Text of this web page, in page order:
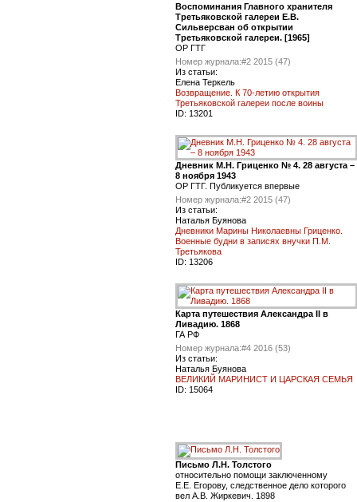
Воспоминания Главного хранителя
Третьяковской галереи Е.В.
Сильверсван об открытии
Третьяковской галереи. [1965]
ОР ГТГ
Номер журнала:#2 2015 (47)
Из статьи:
Елена Теркель
Возвращение. К 70-летию открытия
Третьяковской галереи после воины
ID: 13201
Дневник М.Н. Гриценко № 4. 28 августа –
8 ноября 1943
ОР ГТГ. Публикуется впервые
Номер журнала:#2 2015 (47)
Из статьи:
Наталья Буянова
Дневники Марины Николаевны Гриценко.
Военные будни в записях внучки П.М.
Третьякова
ID: 13206
Карта путешествия Александра II в
Ливадию. 1868
ГА РФ
Номер журнала:#4 2016 (53)
Из статьи:
Наталья Буянова
ВЕЛИКИЙ МАРИНИСТ И ЦАРСКАЯ СЕМЬЯ
ID: 15064
Письмо Л.Н. Толстого
относительно помощи заключенному
Е.Е. Егорову, следственное дело которого
вел А.В. Жиркевич. 1898